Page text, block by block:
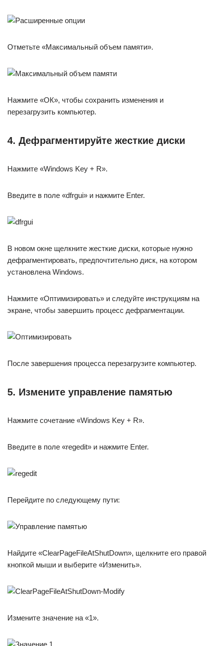
Отметьте «Максимальный объем памяти».
Нажмите «ОК», чтобы сохранить изменения и
перезагрузить компьютер.
4. Дефрагментируйте жесткие диски
Нажмите «Windows Key + R».
Введите в поле «dfrgui» и нажмите Enter.
В новом окне щелкните жесткие диски, которые нужно
дефрагментировать, предпочтительно диск, на котором
установлена Windows.
Нажмите «Оптимизировать» и следуйте инструкциям на
экране, чтобы завершить процесс дефрагментации.
После завершения процесса перезагрузите компьютер.
5. Измените управление памятью
Нажмите сочетание «Windows Key + R».
Введите в поле «regedit» и нажмите Enter.
Перейдите по следующему пути:
Найдите «ClearPageFileAtShutDown», щелкните его правой
кнопкой мыши и выберите «Изменить».
Измените значение на «1».